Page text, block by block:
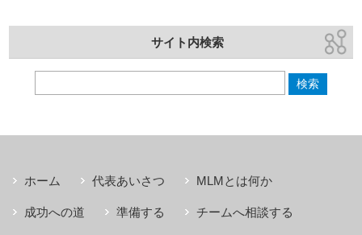
サイト内検索
ホーム 代表あいさつ MLMとは何か
成功への道 準備する チームへ相談する